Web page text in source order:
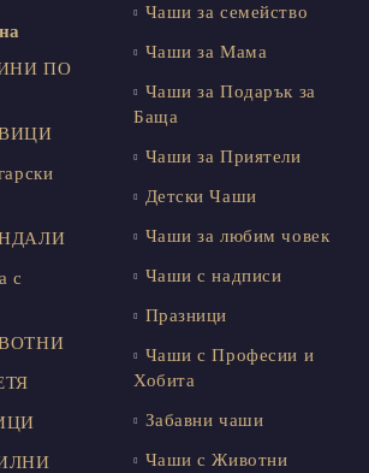
ПО
с
Чаши за семейство
Чаши за Мама
Чаши за Подарък за
Баща
Чаши за Приятели
Детски Чаши
Чаши за любим човек
Чаши с надписи
Празници
Чаши с Професии и
Хобита
Забавни чаши
Чаши с Животни